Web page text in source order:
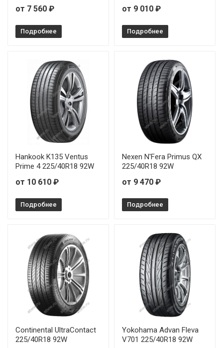
от 7 560 ₽
Подробнее
от 9 010 ₽
Подробнее
Hankook K135 Ventus
Prime 4 225/40R18 92W
от 10 610 ₽
Подробнее
Nexen N'Fera Primus QX
225/40R18 92W
от 9 470 ₽
Подробнее
Continental UltraContact
225/40R18 92W
Yokohama Advan Fleva
V701 225/40R18 92W